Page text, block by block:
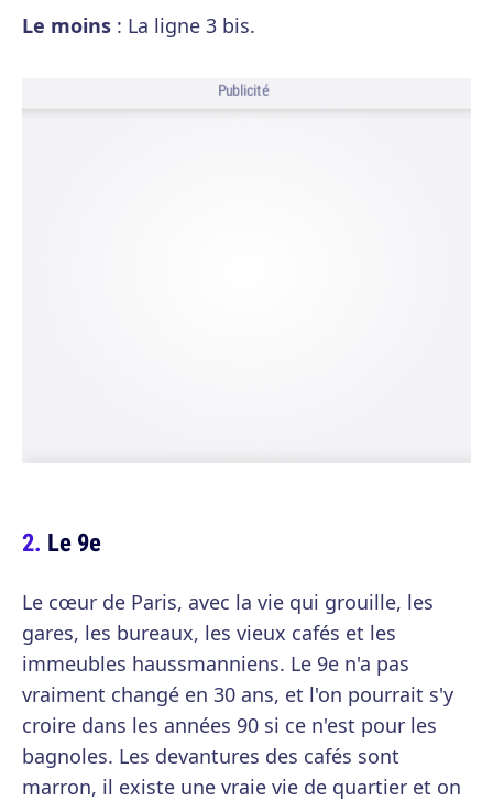
Le moins : La ligne 3 bis.
Publicité
Le 9e
Le cœur de Paris, avec la vie qui grouille, les
gares, les bureaux, les vieux cafés et les
immeubles haussmanniens. Le 9e n'a pas
vraiment changé en 30 ans, et l'on pourrait s'y
croire dans les années 90 si ce n'est pour les
bagnoles. Les devantures des cafés sont
marron, il existe une vraie vie de quartier et on